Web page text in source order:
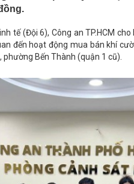
tế (Đội 6), Công an TP.HCM
đến hoạt động mua bán khí
Bến Thành (quận 1 cũ).